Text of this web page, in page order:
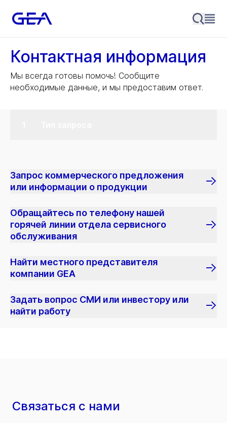
Контактная информация
Мы всегда готовы помочь! Сообщите
необходимые данные, и мы предоставим ответ.
Запрос коммерческого предложения
или информации о продукции
Обращайтесь по телефону нашей
горячей линии отдела сервисного
обслуживания
Найти местного представителя
компании GEA
Задать вопрос СМИ или инвестору или
найти работу
Связаться с нами